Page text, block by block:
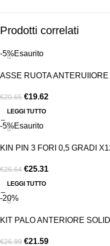
Prodotti correlati
-5%Esaurito
ASSE RUOTA
€20.65 €19.62
LEGGI TUTTO
-5%Esaurito
KIN PIN 3 FORI 0,5 GRADI
€26.64 €25.31
LEGGI TUTTO
-20%
KIT PALO ANTERIORE
€26.99 €21.59